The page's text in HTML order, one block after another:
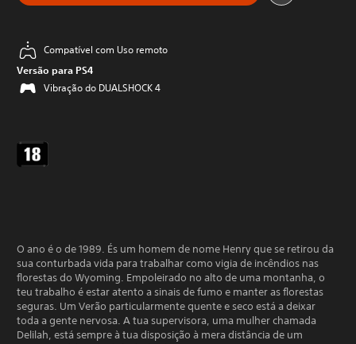
Compatível com Uso remoto
Versão para PS4
Vibração do DUALSHOCK 4
O ano é o de 1989. És um homem de nome Henry que se retirou da
sua conturbada vida para trabalhar como vigia de incêndios nas
florestas do Wyoming. Empoleirado no alto de uma montanha, o
teu trabalho é estar atento a sinais de fumo e manter as florestas
seguras. Um Verão particularmente quente e seco está a deixar
toda a gente nervosa. A tua supervisora, uma mulher chamada
Delilah, está sempre à tua disposição à mera distância de um